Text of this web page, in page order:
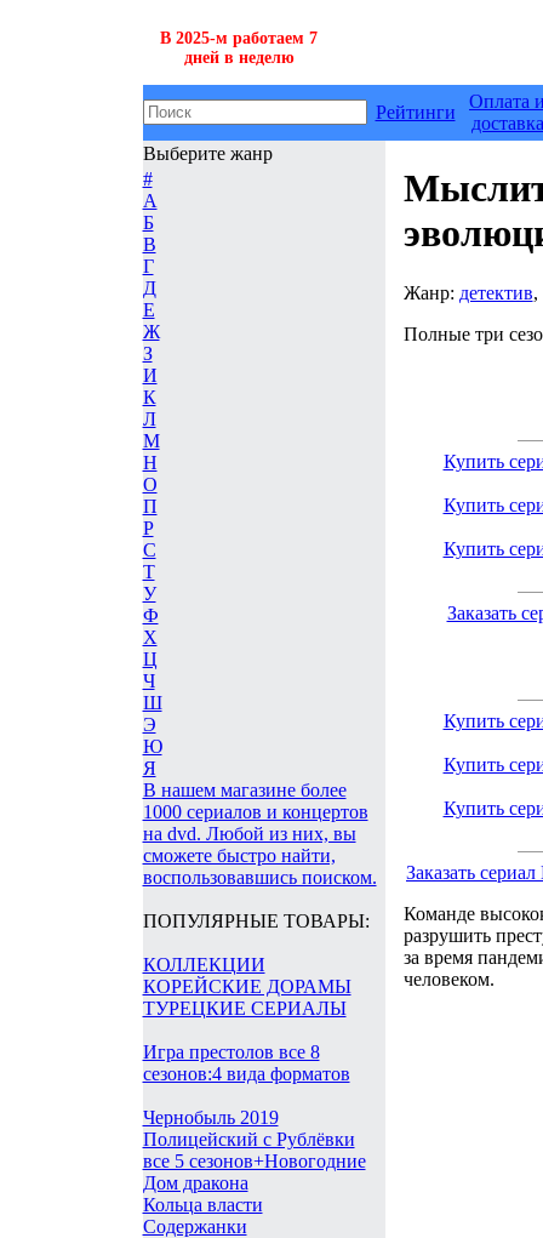
В 2025-м работаем 7
дней в неделю
Рейтинги
Оплата
доставка
Выберите жанр
#
А
Б
В
Г
Д
Е
Ж
З
И
К
Л
М
Н
О
П
Р
С
Т
У
Ф
Х
Ц
Ч
Ш
Э
Ю
Я
В нашем магазине более
1000 сериалов и концертов
на dvd. Любой из них, вы
сможете быстро найти,
воспользовавшись поиском.
ПОПУЛЯРНЫЕ ТОВАРЫ:
КОЛЛЕКЦИИ
КОРЕЙСКИЕ ДОРАМЫ
ТУРЕЦКИЕ СЕРИАЛЫ
Игра престолов все 8
сезонов:4 вида форматов
Чернобыль 2019
Полицейский с Рублёвки
все 5 сезонов+Новогодние
Дом дракона
Кольца власти
Содержанки
Жанр: детектив,
Полные три
Купить
Купить
Купить
Заказать
Купить
Купить
Купить
Заказать
Команде
разрушить
за время
человеком.